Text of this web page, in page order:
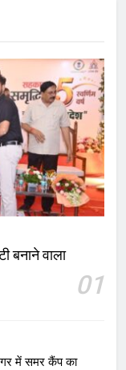
बनाने वाला
01
में समर कैंप का